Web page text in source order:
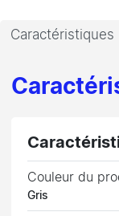
Caractéristiques
Couleur du
Gris